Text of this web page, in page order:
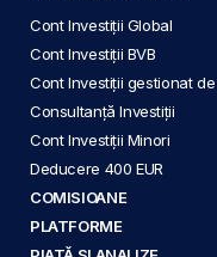
Cont Investiții Global
Cont Investiții BVB
Cont Investiții gestionat
Consultanță Investiții
Cont Investiții Minori
Deducere 400 EUR
COMISIOANE
PLATFORME